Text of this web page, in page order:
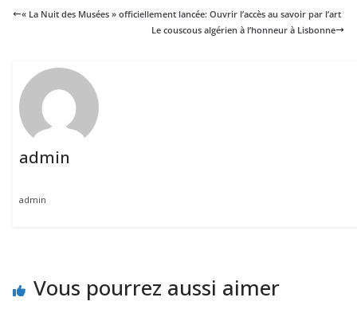
« La Nuit des Musées » officiellement lancée: Ouvrir l’accès au savoir par l’art
Le couscous algérien à l’honneur à Lisbonne
admin
admin
Vous pourrez aussi aimer